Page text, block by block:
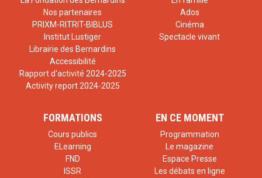
Nos partenaires
PRIXM-RITRIT-BIBLUS
Institut Lustiger
Librairie des Bernardins
Accessibilité
Rapport d'activité 2024-2025
Activity report 2024-2025
Ados
Cinéma
Spectacle vivant
FORMATIONS
Cours publics
ELearning
FND
ISSR
EN CE MOMENT
Programmation
Le magazine
Espace Presse
Les débats en ligne